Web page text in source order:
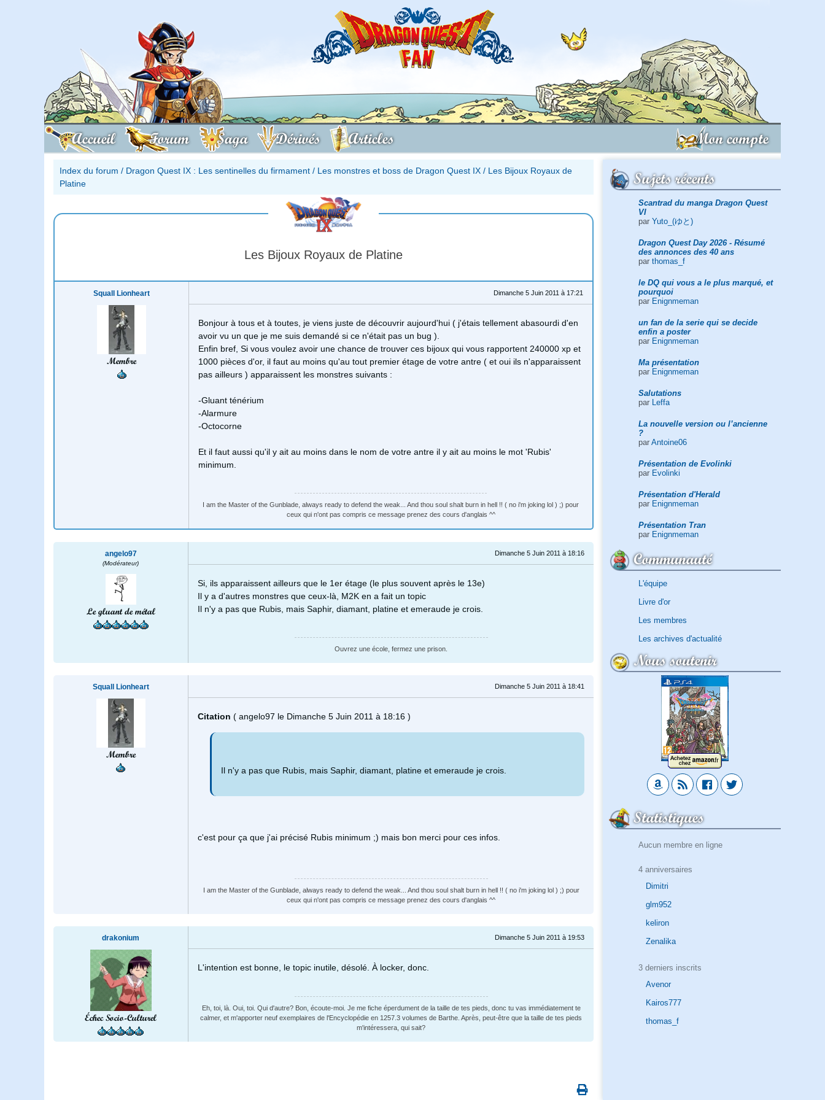
Accueil Forum Saga Dérivés Articles Mon compte
Sujets récents
Scantrad du manga Dragon Quest
VI
par Yuto_(ゆと)
Dragon Quest Day 2026 - Résumé
des annonces des 40 ans
par thomas_f
le DQ qui vous a le plus marqué, et
pourquoi
par Enignmeman
un fan de la serie qui se decide
enfin a poster
par Enignmeman
Ma présentation
par Enignmeman
Salutations
par
Leffa
La nouvelle version ou l’ancienne
?
par Antoine06
Présentation de Evolinki
par Evolinki
Présentation d'Herald
par Enignmeman
Présentation Tran
par Enignmeman
Communauté
L'équipe
Livre d'or
Les membres
Les archives d'actualité
Nous soutenir
Statistiques
Aucun membre en ligne
4 anniversaires
Dimitri
glm952
keliron
Zenalika
3 derniers inscrits
Avenor
Kairos777
thomas_f
Index du forum / Dragon Quest IX : Les sentinelles du firmament / Les monstres et boss de Dragon Quest IX / Les Bijoux Royaux de
Platine
Les Bijoux Royaux de Platine
Squall Lionheart
Membre
Dimanche 5 Juin 2011 à 17:21
Bonjour à tous et à toutes, je viens juste de découvrir aujourd'hui ( j'étais tellement abasourdi d'en
avoir vu un que je me suis demandé si ce n'était pas un bug ).
Enfin bref, Si vous voulez avoir une chance de trouver ces bijoux qui vous rapportent 240000 xp et
1000 pièces d'or, il faut au moins qu'au tout premier étage de votre antre ( et oui ils n'apparaissent
pas ailleurs ) apparaissent les monstres suivants :
-Gluant ténérium
-Alarmure
-Octocorne
Et il faut aussi qu'il y ait au moins dans le nom de votre antre il y ait au moins le mot 'Rubis'
minimum.
I am the Master of the Gunblade, always ready to defend the weak... And thou soul shalt burn in hell !! ( no i'm joking lol ) ;) pour
ceux qui n'ont pas compris ce message prenez des cours d'anglais ^^
angelo97
(Modérateur)
Le gluant de métal
Dimanche 5 Juin 2011 à 18:16
Si, ils apparaissent ailleurs que le 1er étage (le plus souvent après le 13e)
Il y a d'autres monstres que ceux-là, M2K en a fait un topic
Il n'y a pas que Rubis, mais Saphir, diamant, platine et emeraude je crois.
Ouvrez une école, fermez une prison.
Squall Lionheart
Membre
Dimanche 5 Juin 2011 à 18:41
Citation ( angelo97 le Dimanche 5 Juin 2011 à 18:16 )
Il n'y a pas que Rubis, mais Saphir, diamant, platine et emeraude je crois.
c'est pour ça que j'ai précisé Rubis minimum ;) mais bon merci pour ces infos.
I am the Master of the Gunblade, always ready to defend the weak... And thou soul shalt burn in hell !! ( no i'm joking lol ) ;) pour
ceux qui n'ont pas compris ce message prenez des cours d'anglais ^^
drakonium
Échec Socio-Culturel
Dimanche 5 Juin 2011 à 19:53
L'intention est bonne, le topic inutile, désolé. À locker, donc.
Eh, toi, là. Oui, toi. Qui d'autre? Bon, écoute-moi. Je me fiche éperdument de la taille de tes pieds, donc tu vas immédiatement te
calmer, et m'apporter neuf exemplaires de l'Encyclopédie en 1257.3 volumes de Barthe. Après, peut-être que la taille de tes pieds
m'intéressera, qui sait?